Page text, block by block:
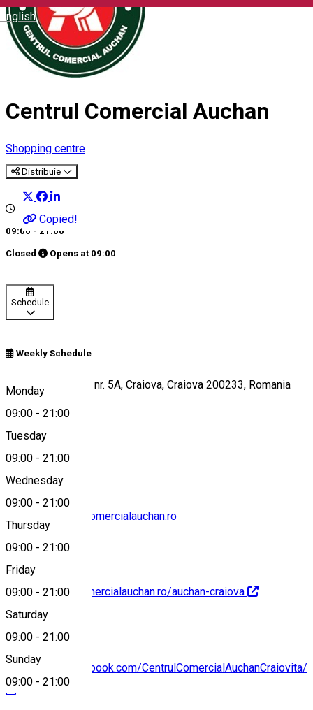
English
Centrul Comercial Auchan
Shopping centre
Distribuie
Copied!
09:00 - 21:00
Closed Opens at 09:00
Schedule
Weekly Schedule
Monday
09:00 - 21:00
Tuesday
09:00 - 21:00
Wednesday
09:00 - 21:00
Thursday
09:00 - 21:00
Friday
09:00 - 21:00
Saturday
09:00 - 21:00
Sunday
09:00 - 21:00
Calea Severinului, nr. 5A, Craiova, Craiova 200233, Romania
Map
contact@centrulcomercialauchan.ro
https://centrulcomercialauchan.ro/auchan-craiova
https://www.facebook.com/CentrulComercialAuchanCraiovita/